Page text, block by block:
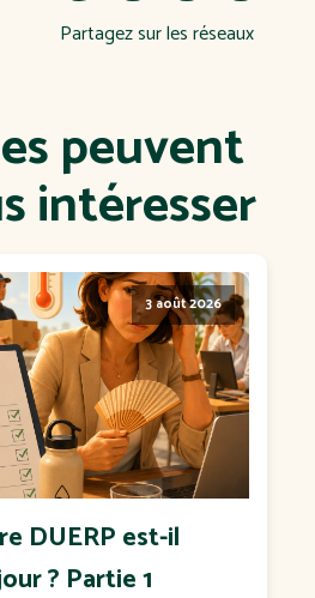
Partagez sur les réseaux
peuvent
intéresser
3 août 2026
DUERP est-il
? Partie 1